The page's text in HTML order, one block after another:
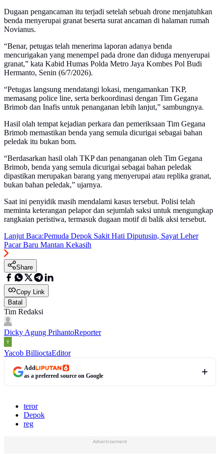
Dugaan pengancaman itu terjadi setelah sebuah drone menjatuhkan
benda menyerupai granat beserta surat ancaman di halaman rumah
Novianus.
“Benar, petugas telah menerima laporan adanya benda
mencurigakan yang menempel pada drone dan diduga menyerupai
granat,” kata Kabid Humas Polda Metro Jaya Kombes Pol Budi
Hermanto, Senin (6/7/2026).
“Petugas langsung mendatangi lokasi, mengamankan TKP,
memasang police line, serta berkoordinasi dengan Tim Gegana
Brimob dan Inafis untuk penanganan lebih lanjut,” sambungnya.
Hasil olah tempat kejadian perkara dan pemeriksaan Tim Gegana
Brimob memastikan benda yang semula dicurigai sebagai bahan
peledak itu bukan bom.
“Berdasarkan hasil olah TKP dan penanganan oleh Tim Gegana
Brimob, benda yang semula dicurigai sebagai bahan peledak
dipastikan merupakan barang yang menyerupai atau replika granat,
bukan bahan peledak,” ujarnya.
Saat ini penyidik masih mendalami kasus tersebut. Polisi telah
meminta keterangan pelapor dan sejumlah saksi untuk mengungkap
rangkaian peristiwa, termasuk dugaan motif di balik aksi tersebut.
Lanjut Baca:Pemuda Depok Sakit Hati Diputusin, Sayat Leher
Pacar Baru Mantan Kekasih
Share
Copy Link
Batal
Tim Redaksi
Dicky Agung PrihantoReporter
Yacob BillioctaEditor
Add
as a preferred source on Google
teror
Depok
reg
Advertisement